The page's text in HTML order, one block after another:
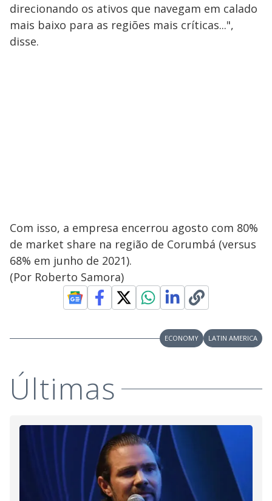
direcionando os ativos que navegam em calado
mais baixo para as regiões mais críticas...",
disse.
Com isso, a empresa encerrou agosto com 80%
de market share na região de Corumbá (versus
68% em junho de 2021).
(Por Roberto Samora)
ECONOMY LATIN AMERICA
Últimas